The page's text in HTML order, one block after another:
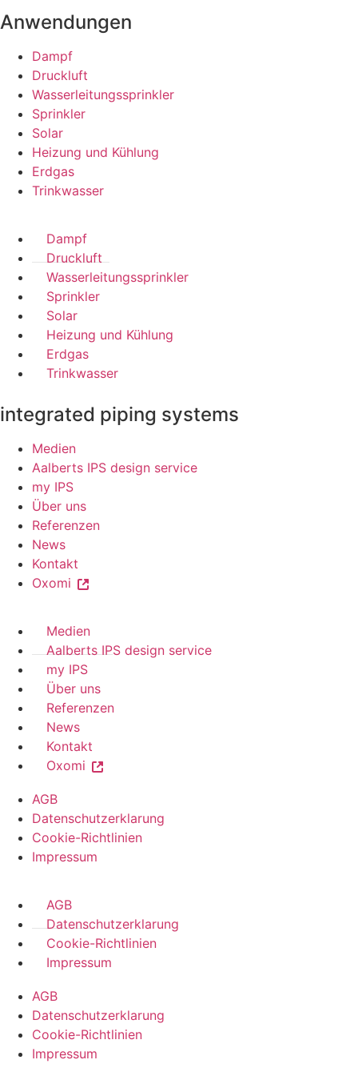
Anwendungen
Dampf
Druckluft
Wasserleitungssprinkler
Sprinkler
Solar
Heizung und Kühlung
Erdgas
Trinkwasser
Dampf
Druckluft
Wasserleitungssprinkler
Sprinkler
Solar
Heizung und Kühlung
Erdgas
Trinkwasser
integrated piping systems
Medien
Aalberts IPS design service
my IPS
Über uns
Referenzen
News
Kontakt
Oxomi
Medien
Aalberts IPS design service
my IPS
Über uns
Referenzen
News
Kontakt
Oxomi
AGB
Datenschutzerklarung
Cookie-Richtlinien
Impressum
AGB
Datenschutzerklarung
Cookie-Richtlinien
Impressum
AGB
Datenschutzerklarung
Cookie-Richtlinien
Impressum